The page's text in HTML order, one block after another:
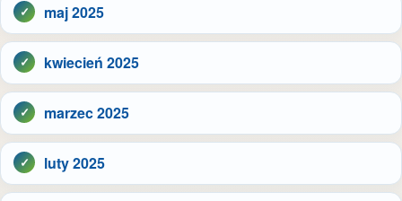
maj 2025
kwiecień 2025
marzec 2025
luty 2025